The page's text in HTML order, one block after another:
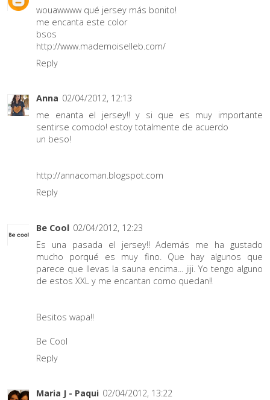
wouawwww qué jersey más bonito!
me encanta este color
bsos
http://www.mademoiselleb.com/
Reply
Anna 02/04/2012, 12:13
me enanta el jersey!! y si que es muy importante
sentirse comodo! estoy totalmente de acuerdo
un beso!
http://annacoman.blogspot.com
Reply
Be Cool 02/04/2012, 12:23
Es una pasada el jersey!! Además me ha gustado
mucho porqué es muy fino. Que hay algunos que
parece que llevas la sauna encima... jiji. Yo tengo alguno
de estos XXL y me encantan como quedan!!
Besitos wapa!!
Be Cool
Reply
Maria J - Paqui 02/04/2012, 13:22